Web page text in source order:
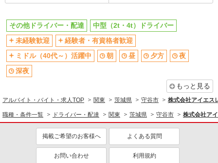
その他ドライバー・配達
中型（2t・4t）ドライバー
未経験歓迎
経験者・有資格者歓迎
ミドル（40代～）活躍中
朝 昼 夕方
夜
深夜
もっと見る
アルバイト・バイト・求人TOP 関東 茨城県 守谷市 株式会社アイエス
職種・条件一覧 ドライバー・配達 関東 茨城県 守谷市 株式会社ア
掲載ご希望のお客様へ よくある質問
お問い合わせ 利用規約